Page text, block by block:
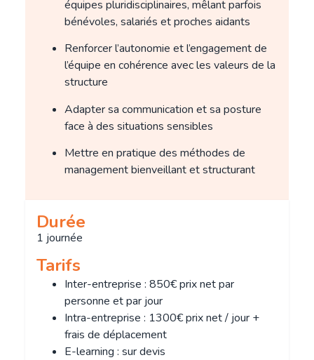
équipes pluridisciplinaires, mêlant parfois
bénévoles, salariés et proches aidants
Renforcer l’autonomie et l’engagement de
l’équipe en cohérence avec les valeurs de la
structure
Adapter sa communication et sa posture
face à des situations sensibles
Mettre en pratique des méthodes de
management bienveillant et structurant
Durée
1 journée
Tarifs
Inter-entreprise : 850€ prix net par
personne et par jour
Intra-entreprise : 1300€ prix net / jour +
frais de déplacement
E-learning : sur devis